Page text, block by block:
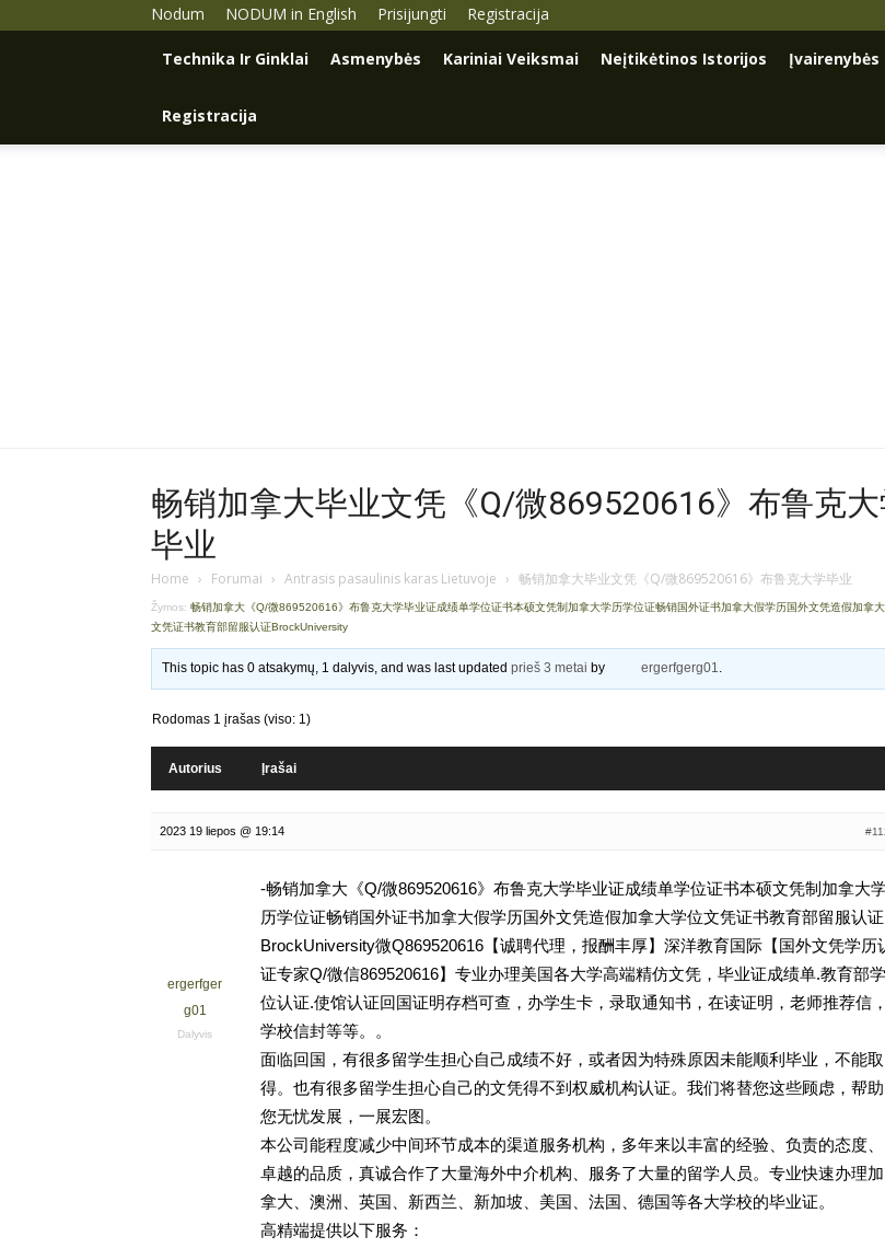
Nodum NODUM in English Prisijungti Registracija
Technika Ir Ginklai Asmenybės Kariniai Veiksmai Neįtikėtinos Istorijos Įvairenybės
Registracija
畅销加拿大毕业文凭《Q/微869520616》布鲁克
毕业
Home › Forumai › Antrasis pasaulinis karas Lietuvoje › 畅销加拿大毕业文凭《Q/微869520616》布鲁克大学毕业
Žymos: 畅销加拿大《Q/微869520616》布鲁克大学毕业证成绩单学位证书本硕文凭制加拿大学历学位证畅销国外证书加拿大假学历国外文凭造假加拿
文凭证书教育部留服认证BrockUniversity
This topic has 0 atsakymų, 1 dalyvis, and was last updatedprieš 3 metai by ergerfgerg01.
Rodomas 1 įrašas (viso: 1)
Autorius Įrašai
2023 19 liepos @ 19:14
ergerfger
g01
Dalyvis
-畅销加拿大《Q/微869520616》布鲁克大学毕业证成绩单学位证书本硕文凭制加拿大
历学位证畅销国外证书加拿大假学历国外文凭造假加拿大学位文凭证书教育部留服认证
BrockUniversity微Q869520616【诚聘代理，报酬丰厚】深洋教育国际【国外文凭学历
证专家Q/微信869520616】专业办理美国各大学高端精仿文凭，毕业证成绩单.教育部学
位认证.使馆认证回国证明存档可查，办学生卡，录取通知书，在读证明，老师推荐信，
学校信封等等。。
面临回国，有很多留学生担心自己成绩不好，或者因为特殊原因未能顺利毕业，不能取
得。也有很多留学生担心自己的文凭得不到权威机构认证。我们将替您这些顾虑，帮助
您无忧发展，一展宏图。
本公司能程度减少中间环节成本的渠道服务机构，多年来以丰富的经验、负责的态度、
卓越的品质，真诚合作了大量海外中介机构、服务了大量的留学人员。专业快速办理加
拿大、澳洲、英国、新西兰、新加坡、美国、法国、德国等各大学校的毕业证。
高精端提供以下服务：